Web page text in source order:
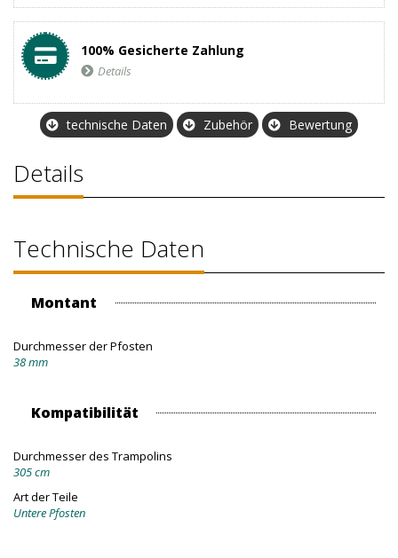
100% Gesicherte Zahlung
Details
technische Daten Zubehör Bewertung
Details
Technische Daten
Montant
Durchmesser der Pfosten
38 mm
Kompatibilität
Durchmesser des Trampolins
305 cm
Art der Teile
Untere Pfosten